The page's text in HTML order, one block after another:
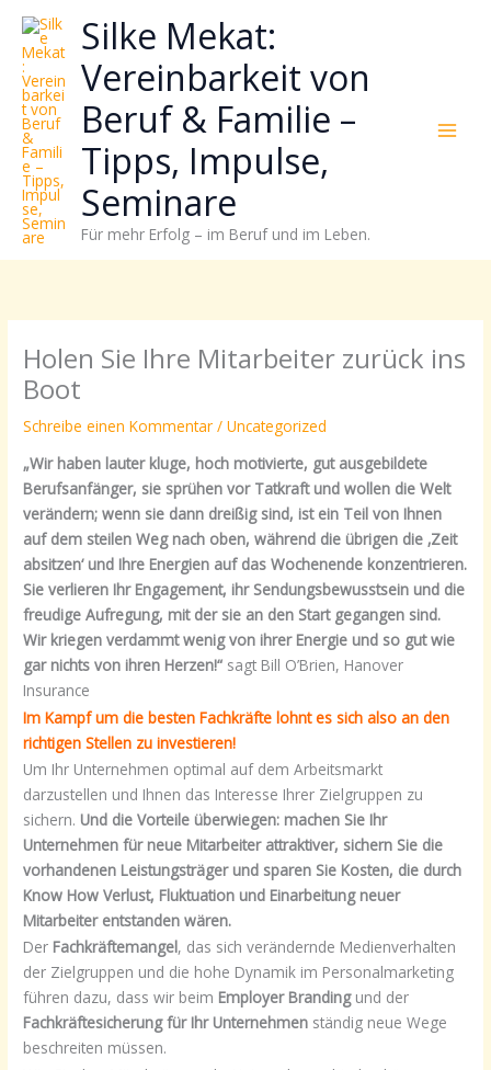
Zum
Inhalt
springen
Silke Mekat:
Vereinbarkeit von
Beruf & Familie –
Tipps, Impulse,
Seminare
Für mehr Erfolg – im Beruf und im Leben.
Holen Sie Ihre Mitarbeiter zurück ins
Boot
Schreibe einen Kommentar /Uncategorized
„Wir haben lauter kluge, hoch motivierte, gut ausgebildete
Berufsanfänger, sie sprühen vor Tatkraft und wollen die Welt
verändern; wenn sie dann dreißig sind, ist ein Teil von Ihnen
auf dem steilen Weg nach oben, während die übrigen die ‚Zeit
absitzen‘ und Ihre Energien auf das Wochenende konzentrieren.
Sie verlieren Ihr Engagement, ihr Sendungsbewusstsein und die
freudige Aufregung, mit der sie an den Start gegangen sind.
Wir kriegen verdammt wenig von ihrer Energie und so gut wie
gar nichts von ihren Herzen!“ sagt Bill O’Brien, Hanover
Insurance
Im Kampf um die besten Fachkräfte lohnt es sich also an den
richtigen Stellen zu investieren!
Um Ihr Unternehmen optimal auf dem Arbeitsmarkt
darzustellen und Ihnen das Interesse Ihrer Zielgruppen zu
sichern. Und die Vorteile überwiegen: machen Sie Ihr
Unternehmen für neue Mitarbeiter attraktiver, sichern Sie die
vorhandenen Leistungsträger und sparen Sie Kosten, die durch
Know How Verlust, Fluktuation und Einarbeitung neuer
Mitarbeiter entstanden wären.
Der Fachkräftemangel, das sich verändernde Medienverhalten
der Zielgruppen und die hohe Dynamik im Personalmarketing
führen dazu, dass wir beim Employer Brandingund der
Fachkräftesicherung für Ihr Unternehmen ständig neue Wege
beschreiten müssen.
wie
sich
Stress
reduzieren
Energie
gezielter
einsetzen
lässt?
Einfach